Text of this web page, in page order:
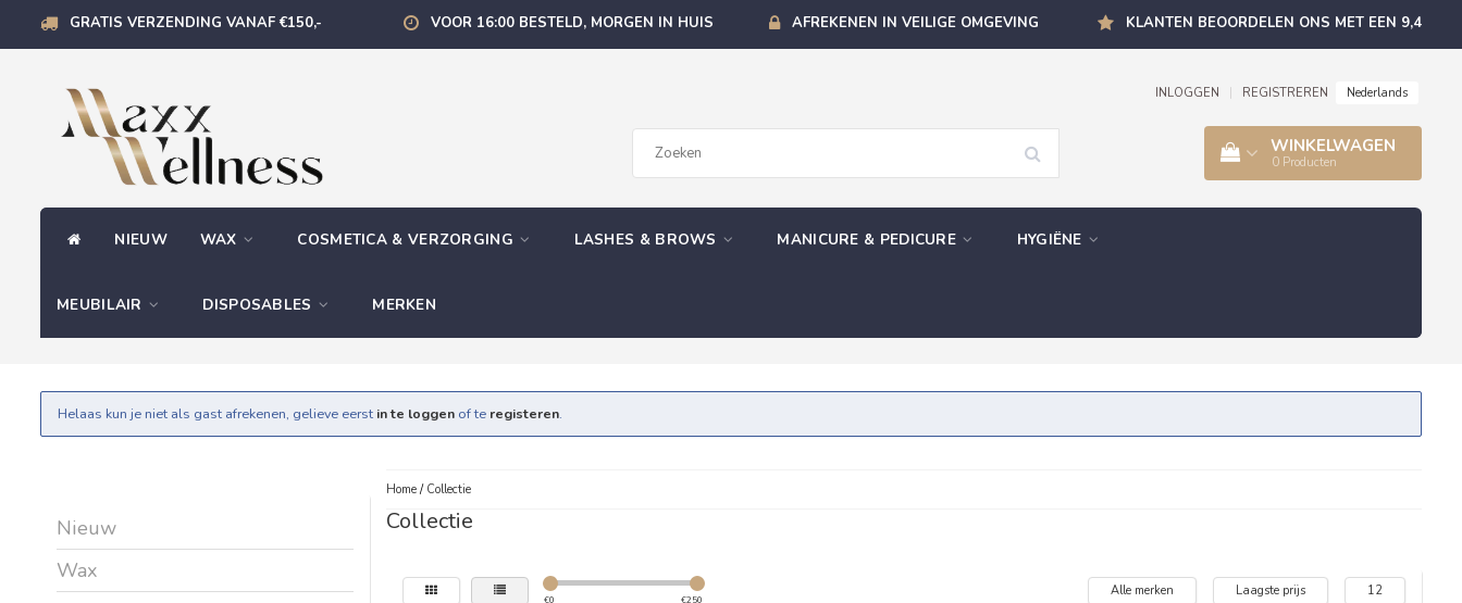
GRATIS VERZENDING VANAF €150,- VOOR 16:00 BESTELD, MORGEN IN HUIS AFREKENEN IN VEILIGE OMGEVING KLANTEN BEOORDELEN ONS MET EEN 9,4
INLOGGEN REGISTREREN Nederlands
WINKELWAGEN
0 Producten
NIEUW WAX COSMETICA & VERZORGING LASHES & BROWS MANICURE & PEDICURE HYGIËNE
MEUBILAIR DISPOSABLES MERKEN
Helaas kun je niet als gast afrekenen, gelieve eerst in te loggen of te registeren.
Nieuw
Wax
Home/ Collectie
Collectie
€0 €250
Alle merken Laagste prijs 12